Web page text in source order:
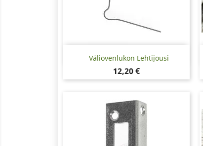
Väliovenlukon Lehtijousi
Hinta
12,20 €
Pikakatselu